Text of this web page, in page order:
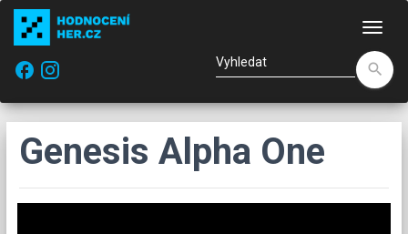
facebook
search
Genesis Alpha One